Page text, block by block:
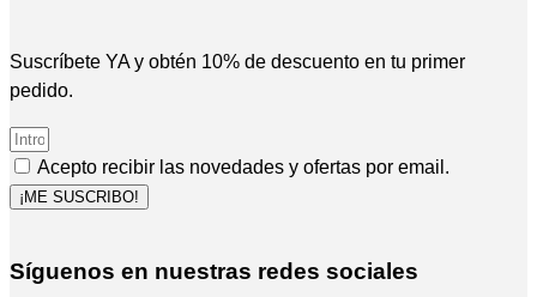
Suscríbete YA y obtén 10% de descuento en tu primer
pedido.
Acepto recibir las novedades y ofertas por email.
¡ME SUSCRIBO!
Síguenos en nuestras redes sociales